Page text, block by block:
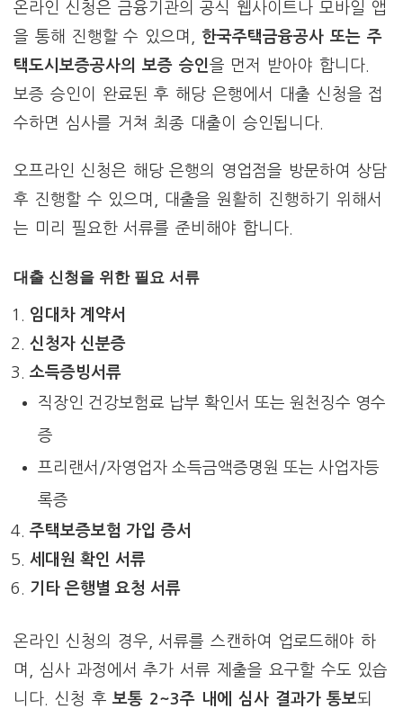
온라인 신청은 금융기관의 공식 웹사이트나 모바일 앱
을 통해 진행할 수 있으며, 한국주택금융공사 또는 주
택도시보증공사의 보증 승인을 먼저 받아야 합니다.
보증 승인이 완료된 후 해당 은행에서 대출 신청을 접
수하면 심사를 거쳐 최종 대출이 승인됩니다.
오프라인 신청은 해당 은행의 영업점을 방문하여 상담
후 진행할 수 있으며, 대출을 원활히 진행하기 위해서
는 미리 필요한 서류를 준비해야 합니다.
대출 신청을 위한 필요 서류
임대차 계약서
신청자 신분증
소득증빙서류
직장인 건강보험료 납부 확인서 또는 원천징수 영수
증
프리랜서/자영업자 소득금액증명원 또는 사업자등
록증
주택보증보험 가입 증서
세대원 확인 서류
기타 은행별 요청 서류
온라인 신청의 경우, 서류를 스캔하여 업로드해야 하
며, 심사 과정에서 추가 서류 제출을 요구할 수도 있습
니다. 신청 후보통 2~3주 내에 심사 결과가 통보되